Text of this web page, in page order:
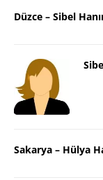
Düzce – Sibel
Sakarya – Hülya